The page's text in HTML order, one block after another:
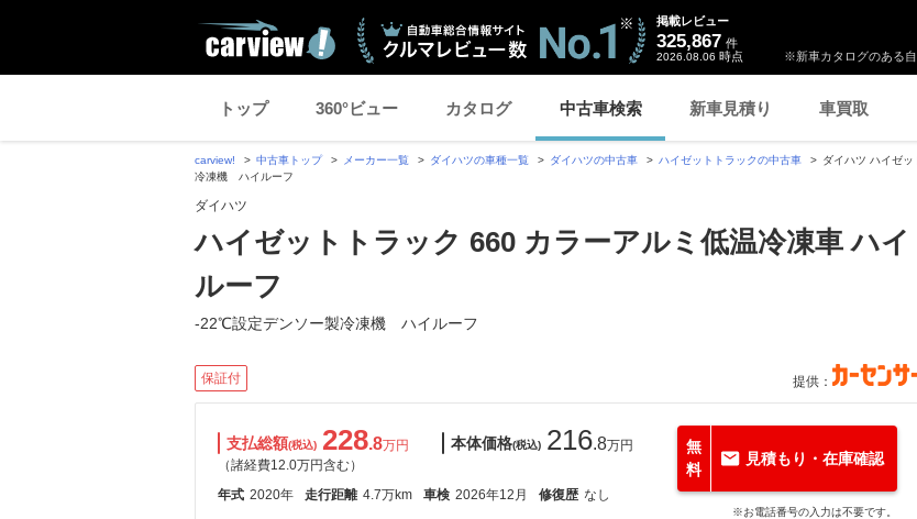
※新車カタログのある自
掲載レビュー
325,867 件
2026.08.06 時点
トップ 360°ビュー カタログ 中古車検索 新車見積り 車買取
carview! 中古車トップ メーカー一覧 ダイハツの車種一覧 ダイハツの中古車 ハイゼットトラックの中古車
ダイハツ ハイゼ
冷凍機 ハイルーフ
ダイハツ
ハイゼットトラック 660 カラーアルミ低温冷凍車 ハイ
ルーフ
-22℃設定デンソー製冷凍機 ハイルーフ
保証付 提供：
支払総額(税込) 228.8万円
（諸経費12.0万円含む）
本体価格(税込) 216.8万円
年式 2020年 走行距離 4.7万km 車検 2026年12月 修復歴 なし
無
料
見積もり・在庫確認
※お電話番号の入力は不要です。